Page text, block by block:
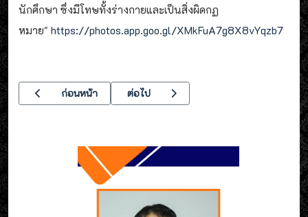
นักศึกษา ซึ่งมีโทษทั้งร่างกายและเป็นสิ่งผิดกฏ
หมาย" https://photos.app.goo.gl/XMkFuA7g8X8vYqzb7
เนื้อหาก่อนหน้า: ขอทรงพระเจริญ
ก่อนหน้า เนื้อหาถัดไป: ประชุมเตรียมความพร้อม กา
ต่อไป